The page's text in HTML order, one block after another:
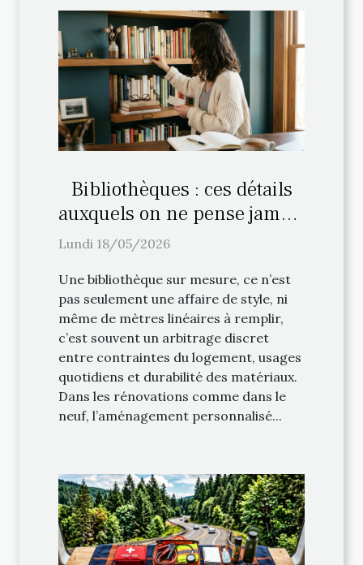
Bibliothèques : ces détails
auxquels on ne pense jamais
lors de l’aménagement
Lundi 18/05/2026
Une bibliothèque sur mesure, ce n’est
pas seulement une affaire de style, ni
même de mètres linéaires à remplir,
c’est souvent un arbitrage discret
entre contraintes du logement, usages
quotidiens et durabilité des matériaux.
Dans les rénovations comme dans le
neuf, l’aménagement personnalisé...